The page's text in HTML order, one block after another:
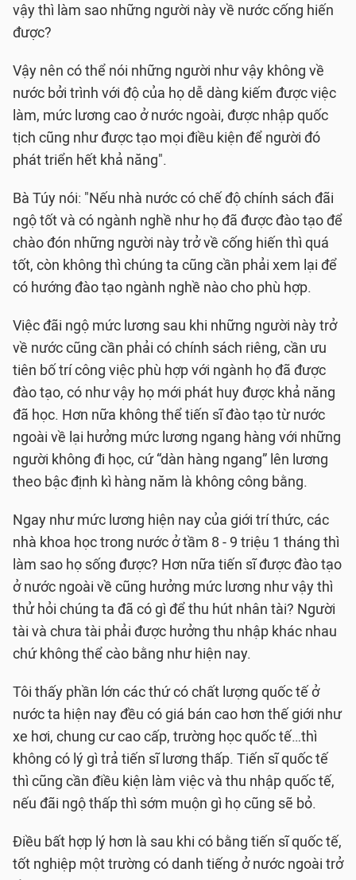
vậy thì làm sao những người này về nước cống hiến
được?
Vậy nên có thể nói những người như vậy không về
nước bởi trình với độ của họ dễ dàng kiếm được việc
làm, mức lương cao ở nước ngoài, được nhập quốc
tịch cũng như được tạo mọi điều kiện để người đó
phát triển hết khả năng".
Bà Túy nói: "Nếu nhà nước có chế độ chính sách đãi
ngộ tốt và có ngành nghề như họ đã được đào tạo để
chào đón những người này trở về cống hiến thì quá
tốt, còn không thì chúng ta cũng cần phải xem lại để
có hướng đào tạo ngành nghề nào cho phù hợp.
Việc đãi ngộ mức lương sau khi những người này trở
về nước cũng cần phải có chính sách riêng, cần ưu
tiên bố trí công việc phù hợp với ngành họ đã được
đào tạo, có như vậy họ mới phát huy được khả năng
đã học. Hơn nữa không thể tiến sĩ đào tạo từ nước
ngoài về lại hưởng mức lương ngang hàng với những
người không đi học, cứ “dàn hàng ngang” lên lương
theo bậc định kì hàng năm là không công bằng.
Ngay như mức lương hiện nay của giới trí thức, các
nhà khoa học trong nước ở tầm 8 - 9 triệu 1 tháng thì
làm sao họ sống được? Hơn nữa tiến sĩ được đào tạo
ở nước ngoài về cũng hưởng mức lương như vậy thì
thử hỏi chúng ta đã có gì để thu hút nhân tài? Người
tài và chưa tài phải được hưởng thu nhập khác nhau
chứ không thể cào bằng như hiện nay.
Tôi thấy phần lớn các thứ có chất lượng quốc tế ở
nước ta hiện nay đều có giá bán cao hơn thế giới như
xe hơi, chung cư cao cấp, trường học quốc tế…thì
không có lý gì trả tiến sĩ lương thấp. Tiến sĩ quốc tế
thì cũng cần điều kiện làm việc và thu nhập quốc tế,
nếu đãi ngộ thấp thì sớm muộn gì họ cũng sẽ bỏ.
Điều bất hợp lý hơn là sau khi có bằng tiến sĩ quốc tế,
tốt nghiệp một trường có danh tiếng ở nước ngoài trở